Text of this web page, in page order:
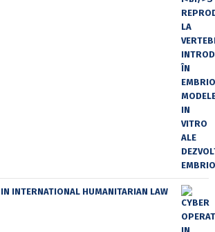
INTERNATIONAL HUMANITARIAN LAW